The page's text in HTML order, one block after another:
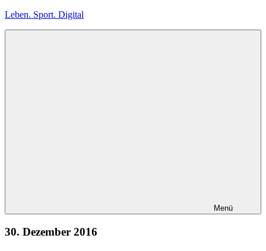
Zum
Leben. Sport. Digital
Menü
30. Dezember 2016